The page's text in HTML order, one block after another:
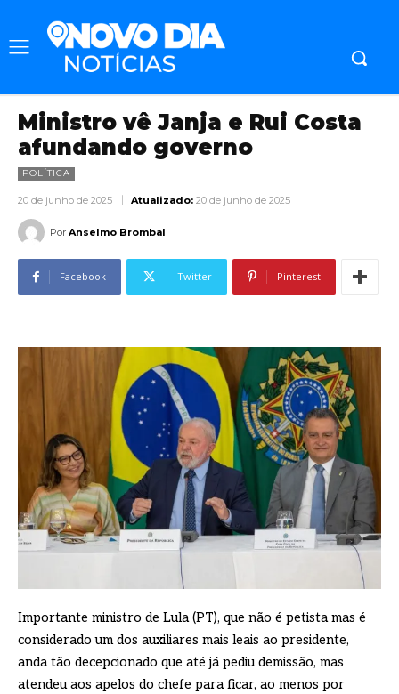
Ministro vê Janja e Rui Costa
afundando governo
POLÍTICA
20 de junho de 2025 Atualizado: 20 de junho de 2025
Por Anselmo Brombal
Facebook Twitter Pinterest
Importante ministro de Lula (PT), que não é petista mas é
considerado um dos auxiliares mais leais ao presidente,
anda tão decepcionado que até já pediu demissão, mas
atendeu aos apelos do chefe para ficar, ao menos por